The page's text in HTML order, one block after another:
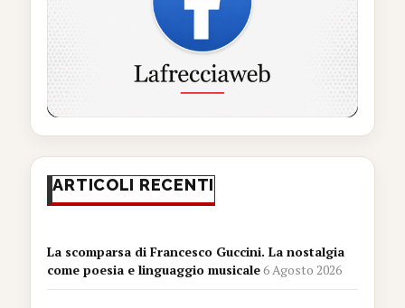
ARTICOLI RECENTI
La scomparsa di Francesco Guccini. La nostalgia
come poesia e linguaggio musicale6 Agosto 2026